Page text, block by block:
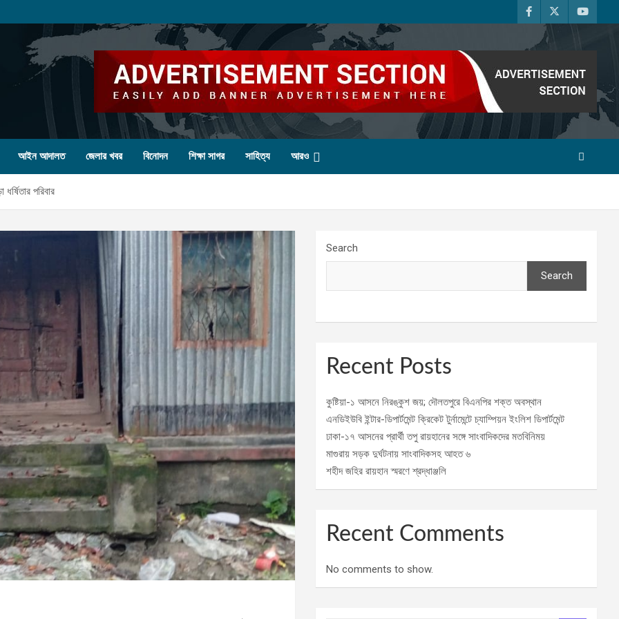
আইন আদালত জেলার খবর বিনোদন শিক্ষা সাগর সাহিত্য আরও
পরিবার
Search
Search
Recent Posts
কুষ্টিয়া-১ আসনে নিরঙ্কুশ জয়; দৌলতপুরে বিএনপির শক্ত অবস্থান
এনডিইউবি ইন্টার-ডিপার্টমেন্ট ক্রিকেট টুর্নামেন্টে চ্যাম্পিয়ন ইংলিশ ডিপার্টমেন্ট
ঢাকা-১৭ আসনের প্রার্থী তপু রায়হানের সঙ্গে সাংবাদিকদের মতবিনিময়
মাগুরায় সড়ক দুর্ঘটনায় সাংবাদিকসহ আহত ৬
শহীদ জহির রায়হান স্মরণে শ্রদ্ধাঞ্জলি
Recent Comments
No comments to show.